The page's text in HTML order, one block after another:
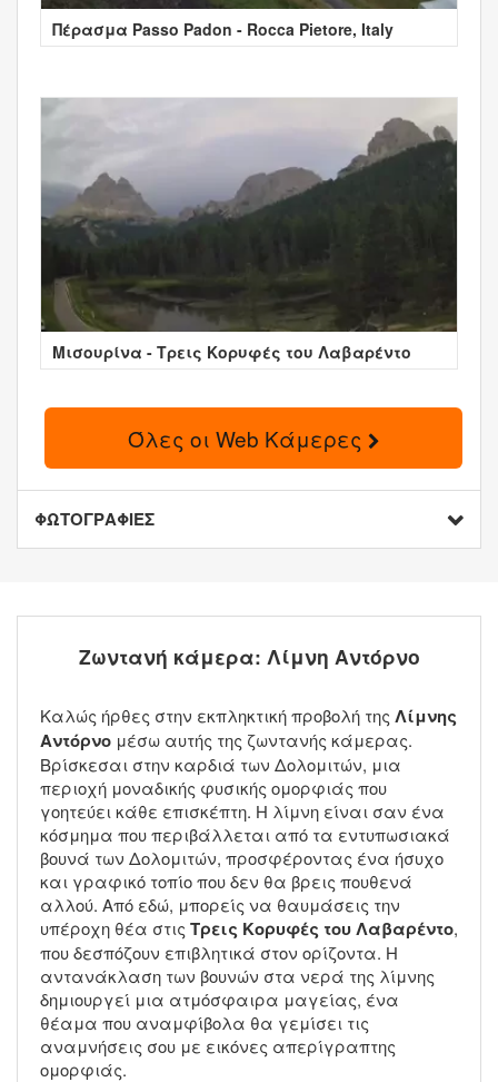
Πέρασμα Passo Padon - Rocca Pietore, Italy
Μισουρίνα - Τρεις Κορυφές του Λαβαρέντο
Όλες οι Web Κάμερες
ΦΩΤΟΓΡΑΦΙΕΣ
Ζωντανή κάμερα: Λίμνη Αντόρνο
Καλώς ήρθες στην εκπληκτική προβολή της Λίμνης
Αντόρνο μέσω αυτής της ζωντανής κάμερας.
Βρίσκεσαι στην καρδιά των Δολομιτών, μια
περιοχή μοναδικής φυσικής ομορφιάς που
γοητεύει κάθε επισκέπτη. Η λίμνη είναι σαν ένα
κόσμημα που περιβάλλεται από τα εντυπωσιακά
βουνά των Δολομιτών, προσφέροντας ένα ήσυχο
και γραφικό τοπίο που δεν θα βρεις πουθενά
αλλού. Από εδώ, μπορείς να θαυμάσεις την
υπέροχη θέα στις Τρεις Κορυφές του Λαβαρέντο,
που δεσπόζουν επιβλητικά στον ορίζοντα. Η
αντανάκλαση των βουνών στα νερά της λίμνης
δημιουργεί μια ατμόσφαιρα μαγείας, ένα
θέαμα που αναμφίβολα θα γεμίσει τις
αναμνήσεις σου με εικόνες απερίγραπτης
ομορφιάς.